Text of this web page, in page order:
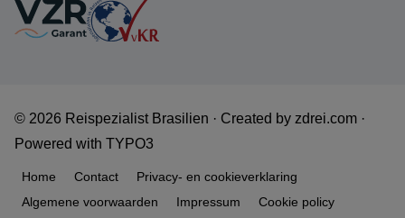
© 2026 Reispezialist Brasilien · Created by zdrei.com ·
Powered with TYPO3
Home Contact
Privacy- en cookieverklaring
Algemene voorwaarden
Impressum Cookie policy